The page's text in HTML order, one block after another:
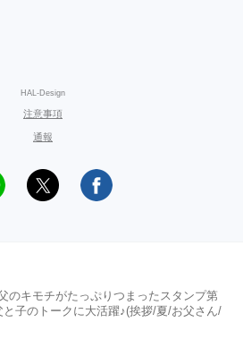
HAL-Design
注意事項
通報
のキモチがたっぷりつまったスタンプ第
子のトークに大活躍♪(挨拶/夏/お父さん/